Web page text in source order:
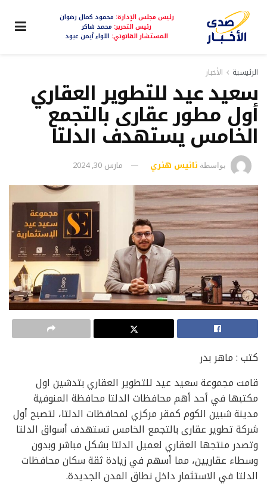
رئيس مجلس الإدارة: محمود كمال رضوان
رئيس التحرير: محمد شاكر
المستشار القانوني: اللواء أيمن عبود
الرئيسية الأخبار
سعيد عيد للتطوير العقاري
أول مطور عقارى بالتجمع
الخامس يستهدف الدلتا
بواسطة نانيس هنري مارس 30, 2024
كتب : ماهر بدر
قامت مجموعة سعيد عيد للتطوير العقاري بتدشين اول
مكتبها في أحد أهم محافظات الدلتا محافظة المنوفية
مدينة شبين الكوم كمقر مركزي لمحافظات الدلتا، لتصبح أول
شركة تطوير عقارى بالتجمع الخامس تستهدف أسواق الدلتا
وتصدر منتجها العقاري لعميل الدلتا بشكل مباشر وبدون
وسطاء عقاريين، مما أسهم في زيادة ثقة سكان محافظات
الدلتا في الاستثمار داخل نطاق المدن الجديدة.